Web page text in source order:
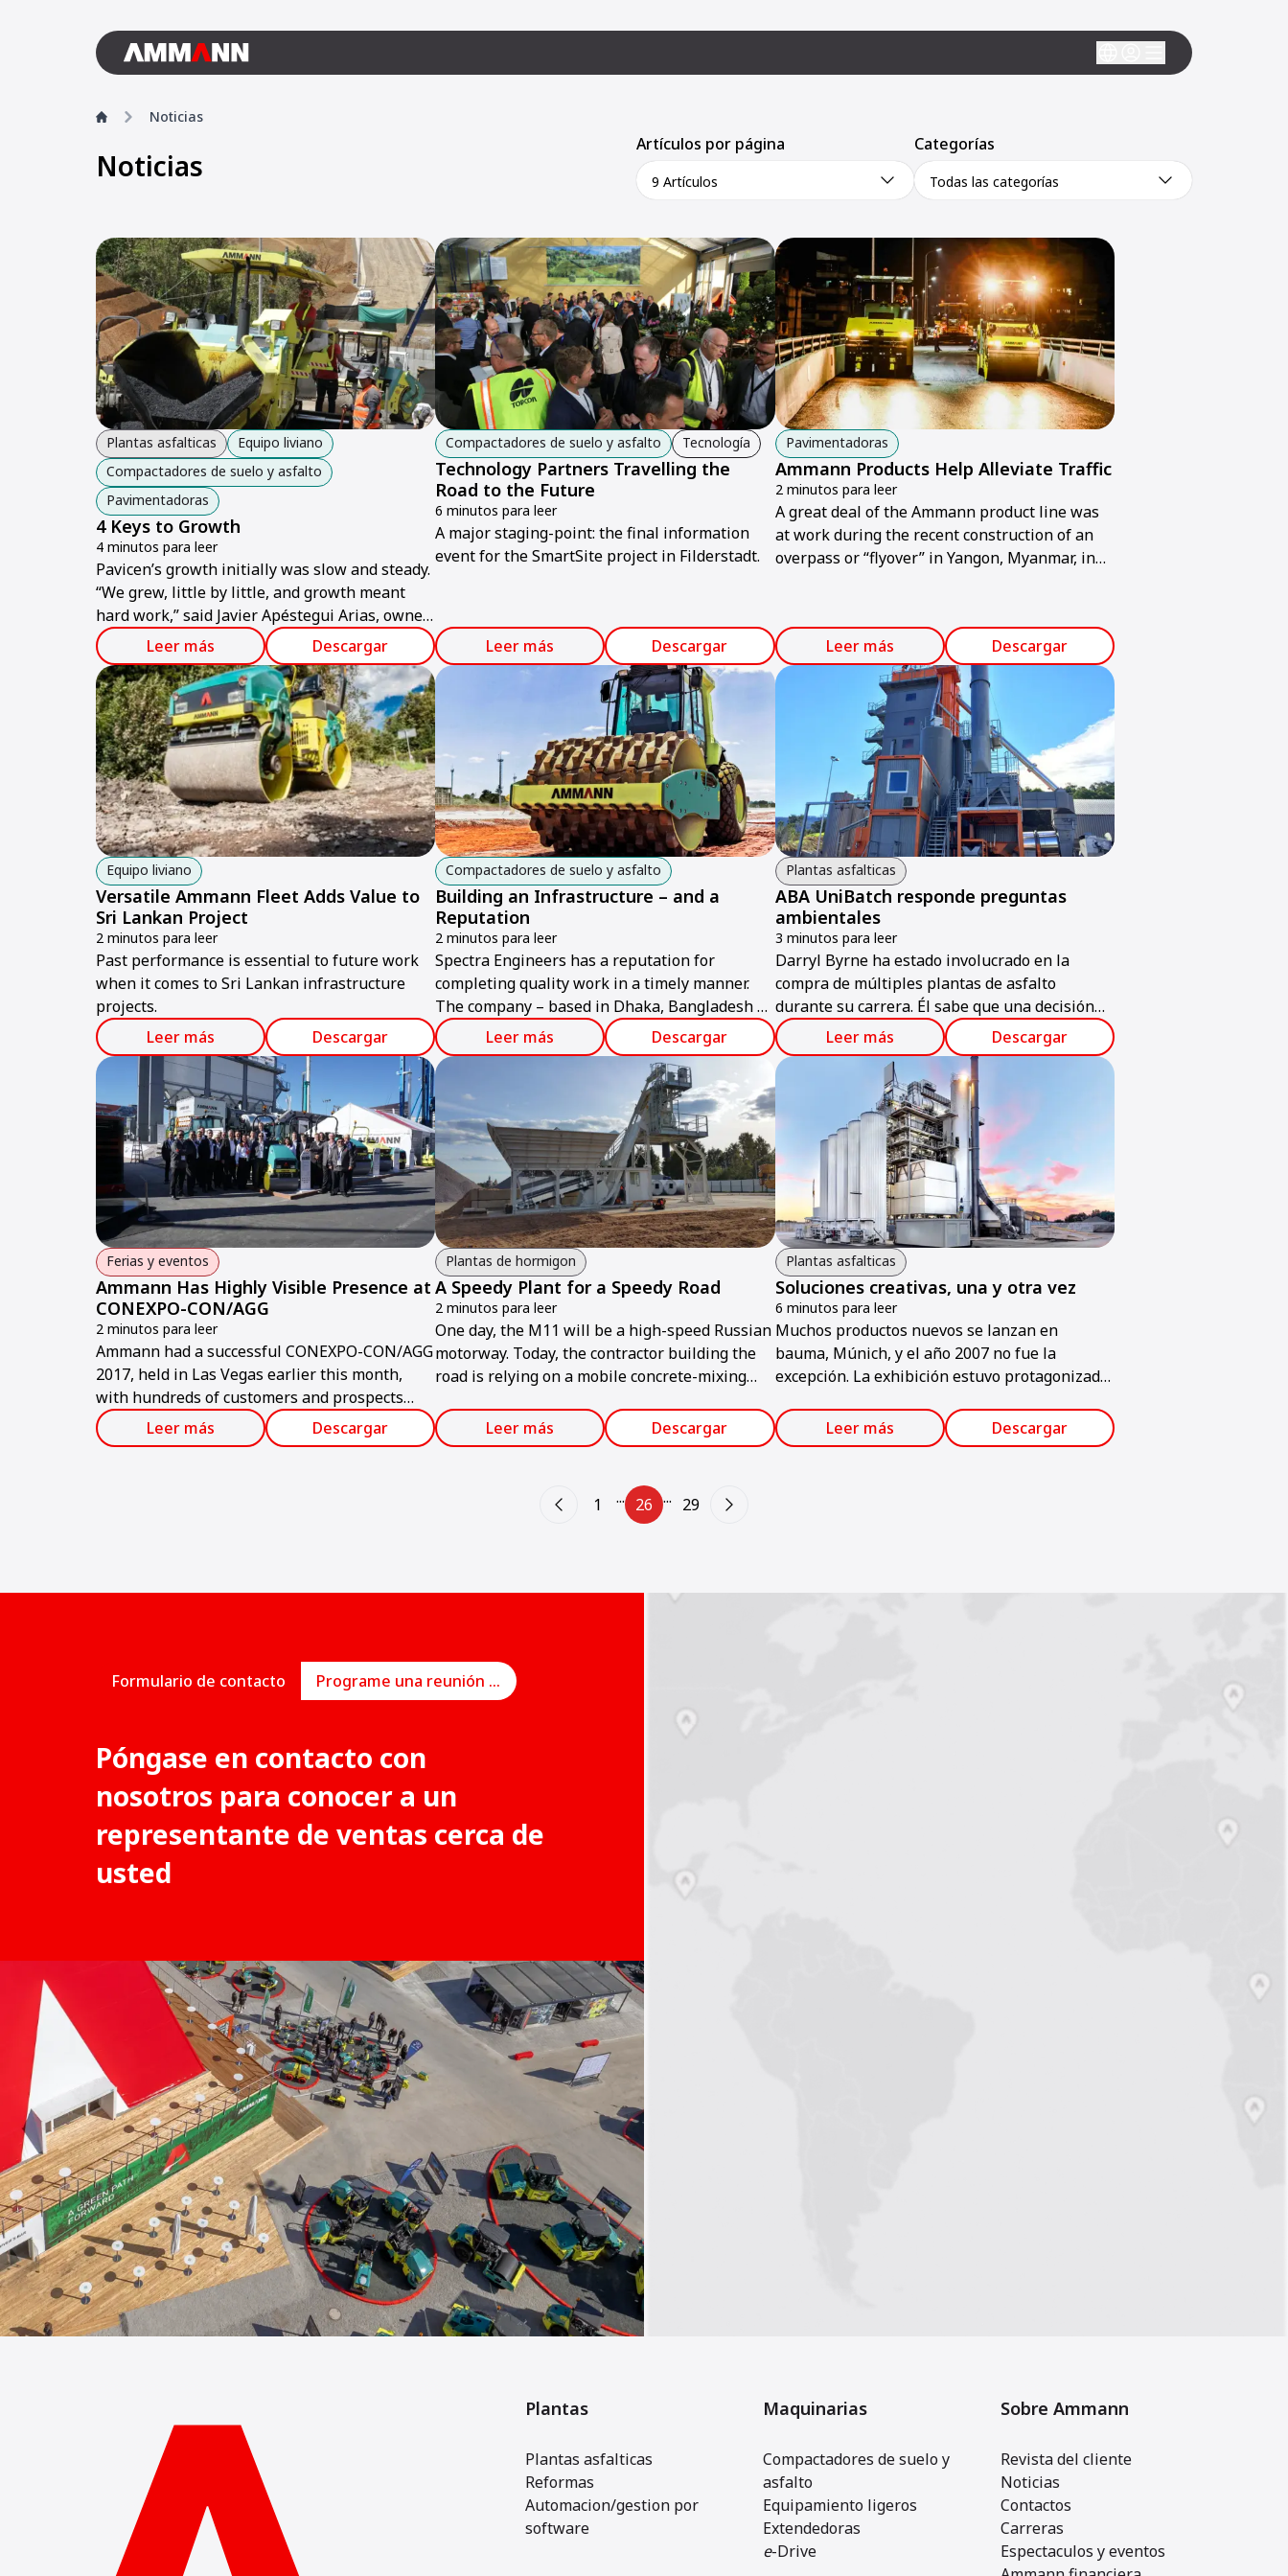
Noticias
Noticias
Artículos por página
9 Artículos
Categorías
Todas las categorías
Plantas asfalticas
Equipo liviano
Compactadores de suelo y asfalto
Pavimentadoras
4 Keys to Growth
4 minutos para leer
Pavicen’s growth initially was slow and steady.
“We grew, little by little, and growth meant
hard work,” said Javier Apéstegui Arias, owner
of the company.
Leer más Descargar
Compactadores de suelo y asfalto Tecnología
Technology Partners Travelling the
Road to the Future
6 minutos para leer
A major staging-point: the final information
event for the SmartSite project in Filderstadt.
Leer más Descargar
Pavimentadoras
Ammann Products Help Alleviate Traffic
2 minutos para leer
A great deal of the Ammann product line was
at work during the recent construction of an
overpass or “flyover” in Yangon, Myanmar, in
flyover was created above the location where
several roads converge.
Leer más Descargar
Equipo liviano
Versatile Ammann Fleet Adds Value to
Sri Lankan Project
2 minutos para leer
Past performance is essential to future work
when it comes to Sri Lankan infrastructure
projects.
Leer más
Descargar
Compactadores de suelo y asfalto
Building an Infrastructure – and a
Reputation
2 minutos para leer
Spectra Engineers has a reputation for
completing quality work in a timely manner.
The company – based in Dhaka, Bangladesh –
now is relying on Ammann soil and asphalt
compactors to further build on its reputation.
Leer más Descargar
Plantas asfalticas
ABA UniBatch responde preguntas
ambientales
3 minutos para leer
Darryl Byrne ha estado involucrado en la
compra de múltiples plantas de asfalto
durante su carrera. Él sabe que una decisión
de compra no se debe tomar a la ligera,
especialmente cuando los reguladores y los
residentes ambientales realizan una estrecha
vigilancia.
Leer más Descargar
Ferias y eventos
Ammann Has Highly Visible Presence at
CONEXPO-CON/AGG
2 minutos para leer
Ammann had a successful CONEXPO-CON/AGG
2017, held in Las Vegas earlier this month,
with hundreds of customers and prospects
visiting the booth, and many climbing to the
top of the ABA UniBatch asphalt-mixing plant.
Leer más Descargar
Plantas de hormigon
A Speedy Plant for a Speedy Road
2 minutos para leer
One day, the M11 will be a high-speed Russian
motorway. Today, the contractor building the
road is relying on a mobile concrete-mixing
relocation.Leer más Descargar
Plantas asfalticas
Soluciones creativas, una y otra vez
6 minutos para leer
Muchos productos nuevos se lanzan en
bauma, Múnich, y el año 2007 no fue la
excepción. La exhibición estuvo protagonizada
remolcadores y muchas otras máquinas
nuevas.
Leer más Descargar
1 ... 26 ... 29
Formulario de contacto Programe una reunión en línea
Póngase en contacto con
nosotros para conocer a un
representante de ventas cerca de
usted
Plantas
Plantas asfalticas
Reformas
Automacion/gestion por
software
Maquinarias
Compactadores de suelo y
asfalto
Equipamiento ligeros
Extendedoras
e-Drive
Sobre Ammann
Revista del cliente
Noticias
Contactos
Carreras
Espectaculos y eventos